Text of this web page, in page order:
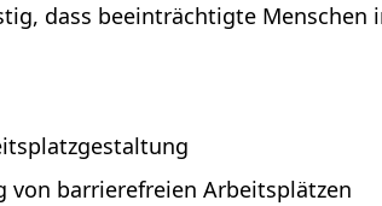
dass beeinträchtigte
von barrierefreien Arbeitsplätzen